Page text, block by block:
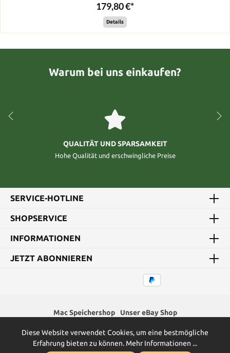
179,80 €*
Details
Warum bei uns einkaufen?
QUALITÄT UND SPARSAMKEIT
Hohe Qualität und erschwingliche Preise
SERVICE-HOTLINE
SHOPSERVICE
INFORMATIONEN
JETZT ABONNIEREN
Mac Speichershop Unser eBay Shop
* Alle Preise inkl. gesetzl. Mehrwertsteuer zzgl. Versandkosten
ggf. Nachnahmegebühren, wenn nicht anders angegeben.
Diese Website verwendet Cookies, um eine bestmögliche
Erfahrung bieten zu können. Mehr Informationen ...